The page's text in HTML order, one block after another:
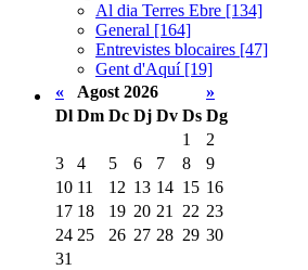
Al dia Terres Ebre [134]
General [164]
Entrevistes blocaires [47]
Gent d'Aquí [19]
«
Agost 2026
»
Dl Dm Dc Dj Dv Ds Dg
1
2
3
4 5 6 7 8
9
10 11 12 13 14 15 16
17 18 19 20 21 22 23
24 25 26 27 28 29 30
31